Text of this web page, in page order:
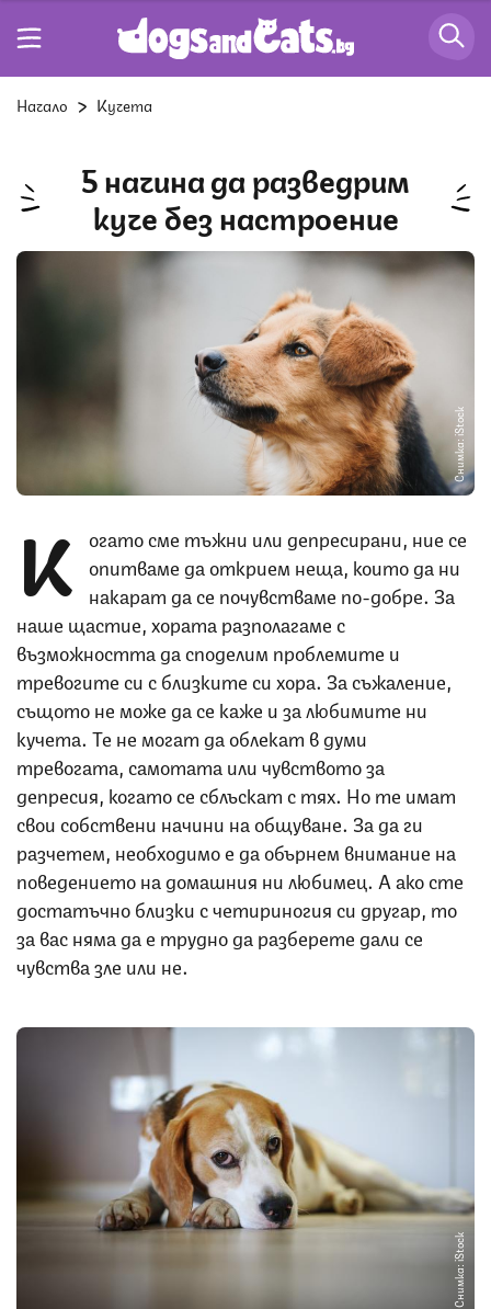
Начало Кучета
5 начина да разведрим
куче без настроение
Снимка: iStock
К огато сме тъжни или депресирани, ние се
опитваме да открием неща, които да ни
накарат да се почувстваме по-добре. За
наше щастие, хората разполагаме с
възможността да споделим проблемите и
тревогите си с близките си хора. За съжаление,
същото не може да се каже и за любимите ни
кучета. Те не могат да облекат в думи
тревогата, самотата или чувството за
депресия, когато се сблъскат с тях. Но те имат
свои собствени начини на общуване. За да ги
разчетем, необходимо е да обърнем внимание на
поведението на домашния ни любимец. А ако сте
достатъчно близки с четириногия си другар, то
за вас няма да е трудно да разберете дали се
чувства зле или не.
Снимка: iStock